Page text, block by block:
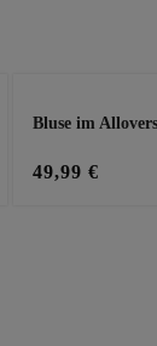
Bluse im
49,99 €